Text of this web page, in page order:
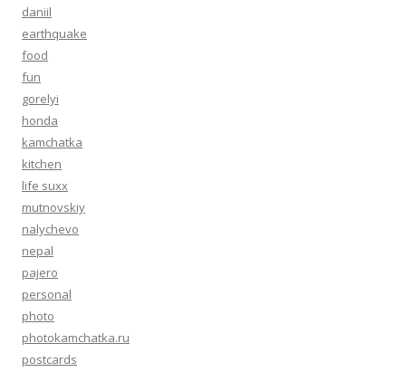
daniil
earthquake
food
fun
gorelyi
honda
kamchatka
kitchen
life suxx
mutnovskiy
nalychevo
nepal
pajero
personal
photo
photokamchatka.ru
postcards